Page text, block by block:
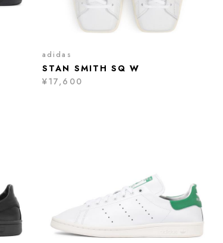
adidas
STAN SMITH SQ W
¥17,600